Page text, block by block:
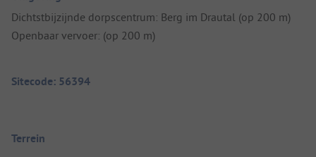
Dichtstbijzijnde dorpscentrum: Berg im Drautal (op 200 m)
Openbaar vervoer: (op 200 m)
Sitecode: 56394
Terrein